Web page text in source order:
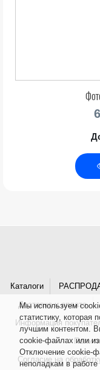
Каталоги
Доставка и оплата
Информация
Согласие на
Мы используем
статистику, которая
лучшим контентом.
cookie-файлах или
Отключение cookie-
неполадкам в